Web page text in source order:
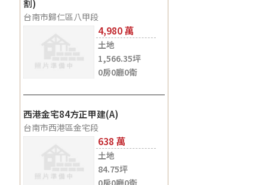
割)
台南市歸仁區八甲段
4,980
土地
1,566.35坪
0房0廳0衛
西港金宅84方正甲建(A)
台南市西港區金宅段
638
土地
84.75坪
0房0廳0衛